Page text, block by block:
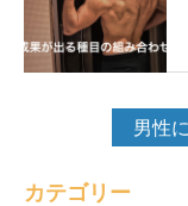
男性
カテゴリー